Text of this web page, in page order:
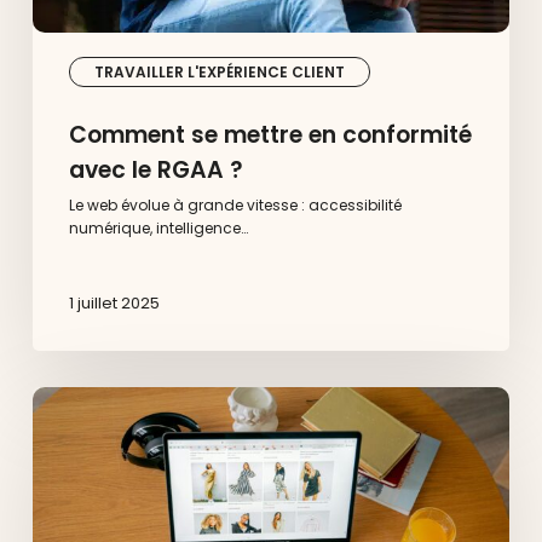
TRAVAILLER L'EXPÉRIENCE CLIENT
Comment se mettre en conformité
avec le RGAA ?
Le web évolue à grande vitesse : accessibilité
numérique, intelligence…
1 juillet 2025
Paiement
en
ligne
évolution
besoins